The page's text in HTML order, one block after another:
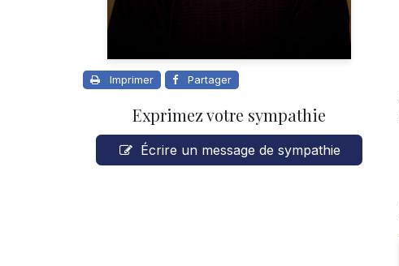
Imprimer Partager
Exprimez votre sympathie
Écrire un message de sympathie